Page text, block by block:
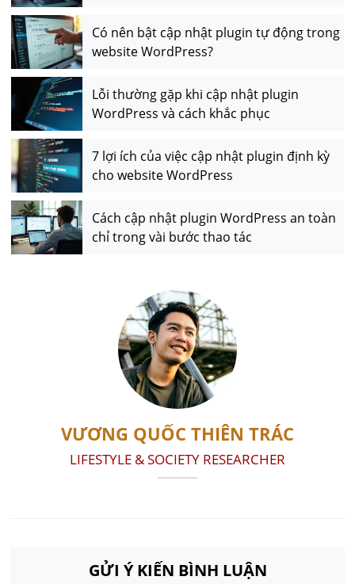
Có nên bật cập nhật plugin tự động trong
website WordPress?
Lỗi thường gặp khi cập nhật plugin
WordPress và cách khắc phục
7 lợi ích của việc cập nhật plugin định kỳ
cho website WordPress
Cách cập nhật plugin WordPress an toàn
chỉ trong vài bước thao tác
VƯƠNG QUỐC THIÊN TRÁC
LIFESTYLE & SOCIETY RESEARCHER
GỬI Ý KIẾN BÌNH LUẬN